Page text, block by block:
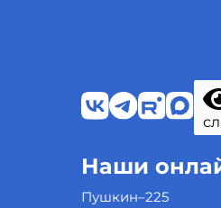
Наши
Пушкин–225